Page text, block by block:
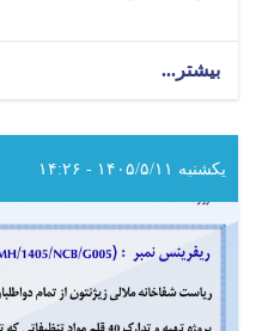
بیشتر...
اعطای
قرارداد!
یکشنبه ۱۴۰۵/۵/۱۱ - ۱۴:۲۶